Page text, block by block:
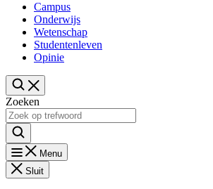
Campus
Onderwijs
Wetenschap
Studentenleven
Opinie
Zoeken
Menu
Sluit